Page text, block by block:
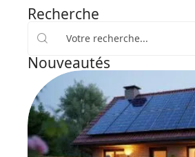
Recherche
Nouveautés